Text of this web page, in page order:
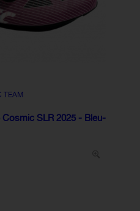
TEAM
SLR 2025 - Bleu-